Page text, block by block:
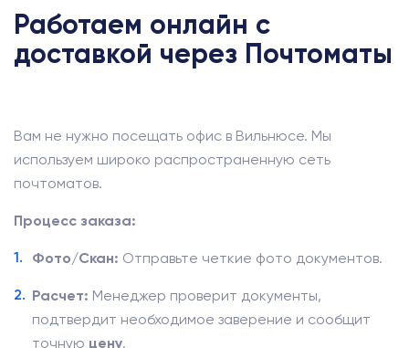
Работаем онлайн с
доставкой через Почтоматы
Вам не нужно посещать офис в Вильнюсе. Мы
используем широко распространенную сеть
почтоматов.
Процесс заказа:
Фото/Скан: Отправьте четкие фото документов.
Расчет: Менеджер проверит документы,
подтвердит необходимое заверение и сообщит
точную цену.